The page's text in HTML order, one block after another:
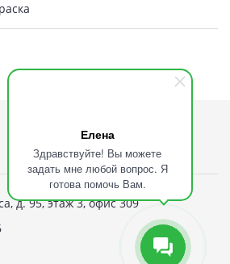
Елена
Здравствуйте! Вы можете
задать мне любой вопрос. Я
готова помочь Вам.
д. 95, этаж 3, офис 309